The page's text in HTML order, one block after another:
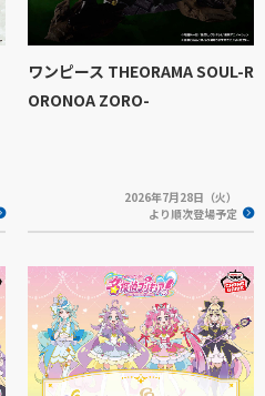
ワンピース THEORAMA SOUL-R
ORONOA ZORO-
2026年7月28日（火）
より順次登場予定